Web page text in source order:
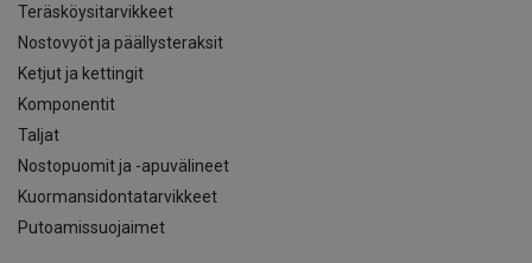
Teräsköysitarvikkeet
Nostovyöt ja päällysteraksit
Ketjut ja kettingit
Komponentit
Taljat
Nostopuomit ja -apuvälineet
Kuormansidontatarvikkeet
Putoamissuojaimet